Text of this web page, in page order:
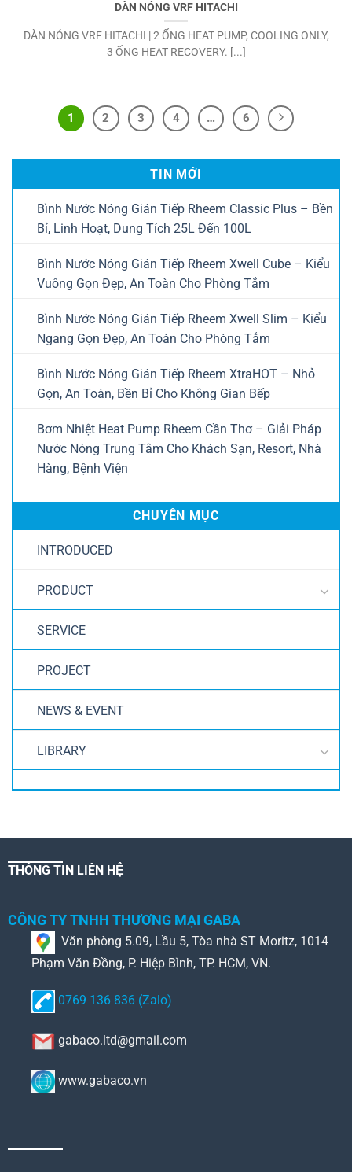
DÀN NÓNG VRF HITACHI
DÀN NÓNG VRF HITACHI | 2 ỐNG HEAT PUMP, COOLING ONLY,
3 ỐNG HEAT RECOVERY. [...]
1 2 3 4 … 6
TIN MỚI
Bình Nước Nóng Gián Tiếp Rheem Classic Plus – Bền
Bỉ, Linh Hoạt, Dung Tích 25L Đến 100L
Bình Nước Nóng Gián Tiếp Rheem Xwell Cube – Kiểu
Vuông Gọn Đẹp, An Toàn Cho Phòng Tắm
Bình Nước Nóng Gián Tiếp Rheem Xwell Slim – Kiểu
Ngang Gọn Đẹp, An Toàn Cho Phòng Tắm
Bình Nước Nóng Gián Tiếp Rheem XtraHOT – Nhỏ
Gọn, An Toàn, Bền Bỉ Cho Không Gian Bếp
Bơm Nhiệt Heat Pump Rheem Cần Thơ – Giải Pháp
Nước Nóng Trung Tâm Cho Khách Sạn, Resort, Nhà
Hàng, Bệnh Viện
CHUYÊN MỤC
INTRODUCED
PRODUCT
SERVICE
PROJECT
NEWS & EVENT
LIBRARY
THÔNG TIN LIÊN HỆ
CÔNG TY TNHH THƯƠNG MẠI GABA
Văn phòng 5.09, Lầu 5, Tòa nhà ST Moritz, 1014
Phạm Văn Đồng, P. Hiệp Bình, TP. HCM, VN.
0769 136 836 (Zalo)
gabaco.ltd@gmail.com
www.gabaco.vn